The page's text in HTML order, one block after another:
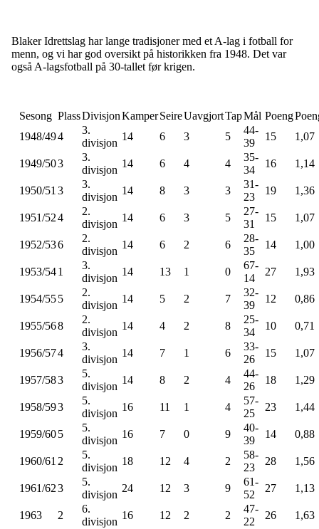
Blaker Idrettslag har lange tradisjoner med et A-lag i fotball for
menn, og vi har god oversikt på historikken fra 1948. Det var
også A-lagsfotball på 30-tallet før krigen.
Sesong PlassDivisjonKamperSeireUavgjortTapMål Poeng
1948/494
3.
divisjon
14 6 3 5
44-
39
15 1,07
1949/503
3.
divisjon
14 6 4 4
35-
34
16 1,14
1950/51 3
3.
divisjon
14 8 3 3
31-
23
19 1,36
1951/524
2.
divisjon
14 6 3 5
27-
31
15 1,07
1952/536
2.
divisjon
14 6 2 6
28-
35
14 1,00
1953/541
3.
divisjon
14 13 1 0
67-
14
27 1,93
1954/555
2.
divisjon
14 5 2 7
32-
39
12 0,86
1955/568
2.
divisjon
14 4 2 8
25-
34
10 0,71
1956/574
3.
divisjon
14 7 1 6
33-
26
15 1,07
1957/583
5.
divisjon
14 8 2 4
44-
26
18 1,29
1958/593
5.
divisjon
16 11 1 4
57-
25
23 1,44
1959/605
5.
divisjon
16 7 0 9
40-
39
14 0,88
1960/61 2
5.
divisjon
18 12 4 2
58-
23
28 1,56
1961/623
5.
divisjon
24 12 3 9
61-
52
27 1,13
1963 2
6.
divisjon
16 12 2 2
47-
22
26 1,63